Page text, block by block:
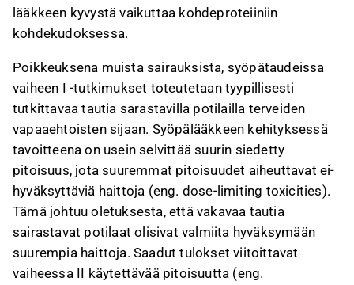
lääkkeen kyvystä vaikuttaa kohdeproteiiniin
kohdekudoksessa.
Poikkeuksena muista sairauksista, syöpätaudeissa
vaiheen I -tutkimukset toteutetaan tyypillisesti
tutkittavaa tautia sarastavilla potilailla terveiden
vapaaehtoisten sijaan. Syöpälääkkeen kehityksessä
tavoitteena on usein selvittää suurin siedetty
pitoisuus, jota suuremmat pitoisuudet aiheuttavat ei-
hyväksyttäviä haittoja (eng. dose-limiting toxicities).
Tämä johtuu oletuksesta, että vakavaa tautia
sairastavat potilaat olisivat valmiita hyväksymään
suurempia haittoja. Saadut tulokset viitoittavat
vaiheessa II käytettävää pitoisuutta (eng.